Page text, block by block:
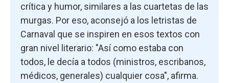
crítica y humor, similares a las cuartetas de las
murgas. Por eso, aconsejó a los letristas de
Carnaval que se inspiren en esos textos con
gran nivel literario: "Así como estaba con
todos, le decía a todos (ministros, escribanos,
médicos, generales) cualquier cosa", afirma.